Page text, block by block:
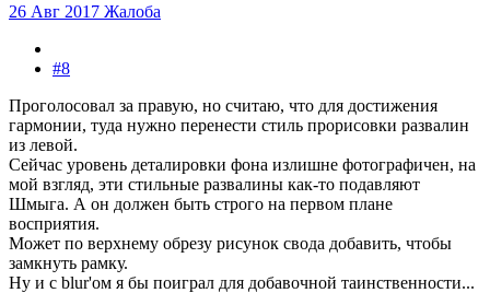
26 Авг 2017 Жалоба
#8
Проголосовал за правую, но считаю, что для достижения
гармонии, туда нужно перенести стиль прорисовки развалин
из левой.
Сейчас уровень деталировки фона излишне фотографичен, на
мой взгляд, эти стильные развалины как-то подавляют
Шмыга. А он должен быть строго на первом плане
восприятия.
Может по верхнему обрезу рисунок свода добавить, чтобы
замкнуть рамку.
Ну и с blur'ом я бы поиграл для добавочной таинственности...